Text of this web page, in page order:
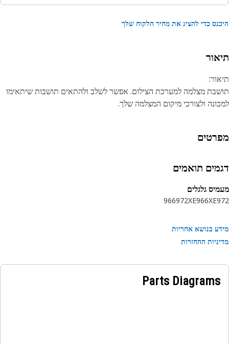
כדי להציג את מחיר הלקוח שלך
מצלמה למערכת הצילום. אפשר לשלב ולהתאים תושבות שיתאימו
ולצורכי מיקום המצלמה שלך.
תואמים
גלגלים
966XE
972XE
966
בנושא אחריות
ההחזרות
Parts Diagrams